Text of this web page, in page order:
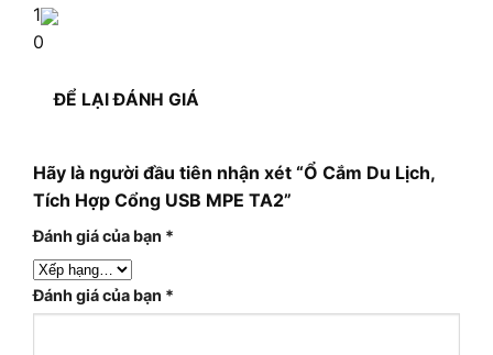
1
0
ĐỂ LẠI ĐÁNH GIÁ
Hãy là người đầu tiên nhận xét “Ổ Cắm Du Lịch,
Tích Hợp Cổng USB MPE TA2”
Đánh giá của bạn *
Đánh giá của bạn *